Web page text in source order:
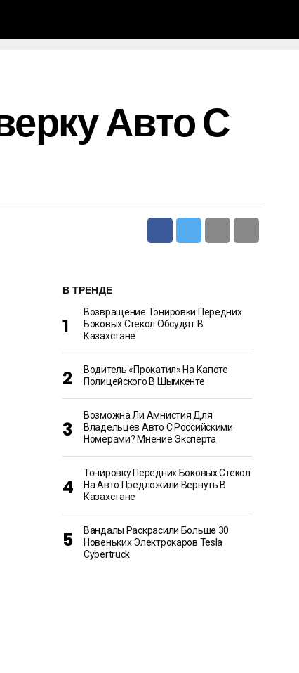
Авто С
В ТРЕНДЕ
Возвращение Тонировки Передних
Боковых Стекол Обсудят В
Казахстане
Водитель «прокатил» На Капоте
Полицейского В Шымкенте
Возможна Ли Амнистия Для
Владельцев Авто С Российскими
Номерами? Мнение Эксперта
Тонировку Передних Боковых Стекол
На Авто Предложили Вернуть В
Казахстане
Вандалы Раскрасили Больше 30
Новеньких Электрокаров Tesla
Cybertruck